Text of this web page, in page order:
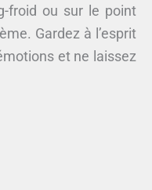
froid ou sur le point
Gardez à l’esprit
et ne laissez